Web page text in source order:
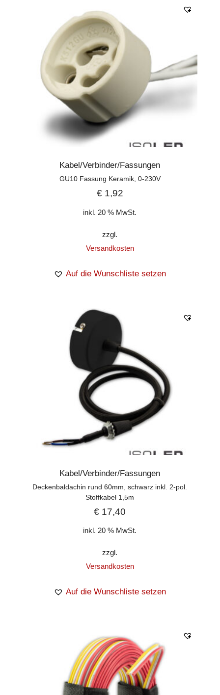
Kabel/Verbinder/Fassungen
GU10 Fassung Keramik, 0-230V
€1,92
inkl. 20 % MwSt.
zzgl.
Versandkosten
Auf die Wunschliste setzen
Kabel/Verbinder/Fassungen
Deckenbaldachin rund 60mm, schwarz inkl. 2-pol.
Stoffkabel 1,5m
€ 17,40
inkl. 20 % MwSt.
zzgl.
Versandkosten
Auf die Wunschliste setzen